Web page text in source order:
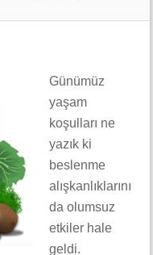
Günümüz
yaşam
koşulları ne
yazık ki
beslenme
alışkanlıklarını
da olumsuz
etkiler hale
geldi.